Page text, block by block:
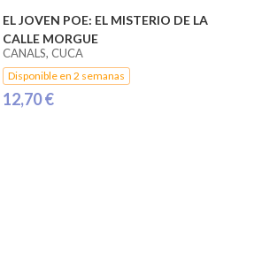
EL JOVEN POE: EL MISTERIO DE LA
CALLE MORGUE
CANALS, CUCA
Disponible en 2 semanas
12,70 €